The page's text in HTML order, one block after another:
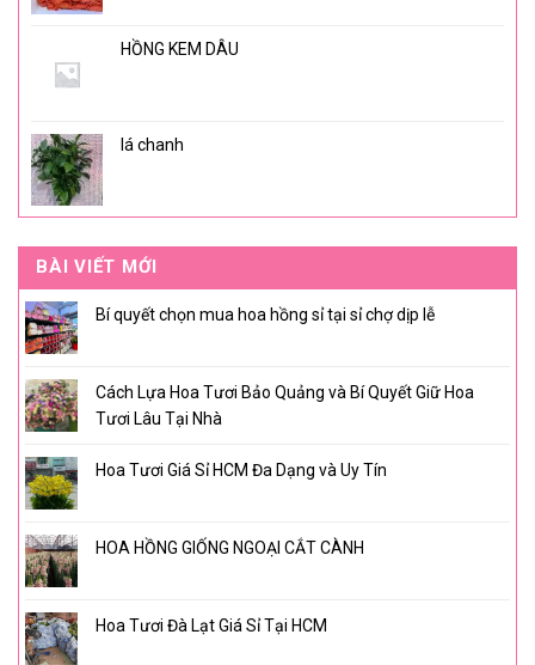
HỒNG KEM DÂU
lá chanh
BÀI VIẾT MỚI
Bí quyết chọn mua hoa hồng sỉ tại sỉ chợ dịp lễ
Cách Lựa Hoa Tươi Bảo Quảng và Bí Quyết Giữ Hoa
Tươi Lâu Tại Nhà
Hoa Tươi Giá Sỉ HCM Đa Dạng và Uy Tín
HOA HỒNG GIỐNG NGOẠI CẮT CÀNH
Hoa Tươi Đà Lạt Giá Sỉ Tại HCM